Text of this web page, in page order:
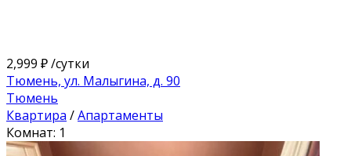
2,999 ₽/сутки
Тюмень, ул. Малыгина, д. 90
Тюмень
Квартира /Апартаменты
Комнат: 1